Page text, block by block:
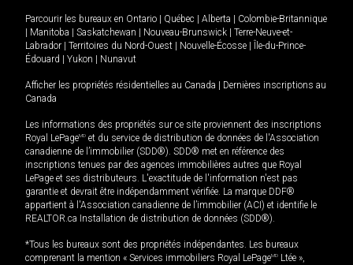
Parcourir les bureaux en Ontario Québec Alberta
Colombie-Britannique
Manitoba Saskatchewan Nouveau-Brunswick
Terre-Neuve-et-
Labrador
Territoires du Nord-Ouest Nouvelle-Écosse
Île-du-Prince-
Édouard
Yukon Nunavut
Afficher les propriétés résidentielles au Canada
Dernières inscriptions au
Canada
Les informations des propriétés sur ce site proviennent des inscriptions
Royal LePageMD et du service de distribution de données de l'Association
canadienne de l’immobilier (SDD®). SDD® met en référence des
inscriptions tenues par des agences immobilières autres que Royal
LePage et ses distributeurs. L'exactitude de l'information n'est pas
garantie et devrait être indépendamment vérifiée. La marque DDF®
appartient à l'Association canadienne de l’immobilier (ACI) et identifie le
REALTOR.ca Installation de distribution de données (SDD®).
*Tous les bureaux sont des propriétés indépendantes. Les bureaux
comprenant la mention « Services immobiliers Royal LePageMD Ltée »,